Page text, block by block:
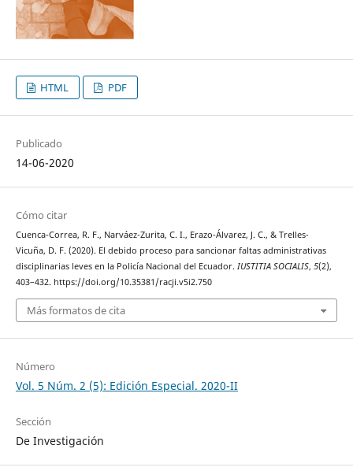
HTML PDF
Publicado
14-06-2020
Cómo citar
Cuenca-Correa, R. F., Narváez-Zurita, C. I., Erazo-Álvarez, J. C., & Trelles-
Vicuña, D. F. (2020). El debido proceso para sancionar faltas administrativas
disciplinarias leves en la Policía Nacional del Ecuador. IUSTITIA SOCIALIS, 5(2),
403–432. https://doi.org/10.35381/racji.v5i2.750
Más formatos de cita
Número
Vol. 5 Núm. 2 (5): Edición Especial. 2020-II
Sección
De Investigación